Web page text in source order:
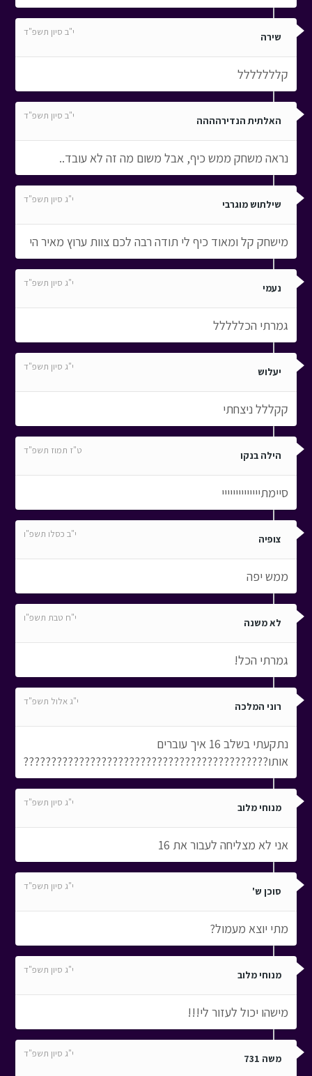
שירה י"ב סיון תשפ"ד
קללללללל
האלתית הנדירהההה י"ב סיון תשפ"ד
נראה משחק ממש כיף, אבל משום מה זה לא עובד..
שילתוש מוגרבי י"ג סיון תשפ"ד
מישחק קל ומאוד כיף לי תודה רבה לכם צוות ערוץ מאיר הי
נעמי י"ג סיון תשפ"ד
גמרתי הכללללל
יעלוש י"ג סיון תשפ"ד
קקללל ניצחתי
הילה בנקו ט"ז תמוז תשפ"ד
סיימתיייייייייייייי
צופיה י"ב כסלו תשפ"ו
ממש יפה
לא משנה י"ח טבת תשפ"ו
גמרתי הכל!
רוני המלכה י"ג אלול תשפ"ד
נתקעתי בשלב 16 איך עוברים
אותו????????????????????????????????????????????
מנוחי מלוב י"ג סיון תשפ"ד
אני לא מצליחה לעבור את 16
סוכן ש' י"ג סיון תשפ"ד
מתי יוצא מעמול?
מנוחי מלוב י"ג סיון תשפ"ד
מישהו יכול לעזור לי!!!
משה 731 י"ג סיון תשפ"ד